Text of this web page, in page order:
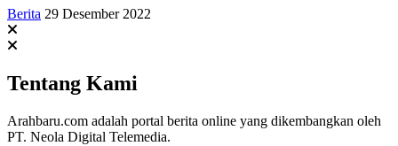
Berita 29 Desember 2022
Tentang Kami
Arahbaru.com adalah portal berita online yang dikembangkan oleh
PT. Neola Digital Telemedia.